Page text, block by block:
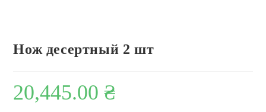
Нож десертный 2 шт
20,445.00₴